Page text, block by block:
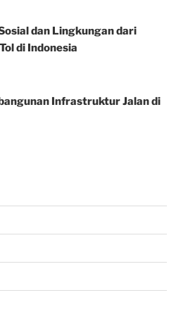
dan Lingkungan dari
di Indonesia
Infrastruktur Jalan di